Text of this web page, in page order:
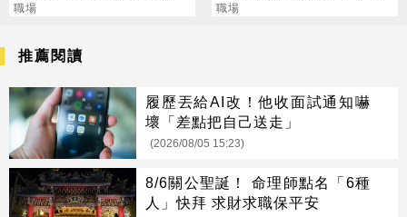
點：低薪不是命運
職場
當工程師
職場
推薦閱讀
履歷丟給AI改！他收面試通知嚇
壞「差點把自己送走」
(2026/08/05 15:23)
8/6關公聖誕！ 命理師點名「6種
人」快拜 求財求職保平安